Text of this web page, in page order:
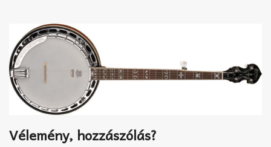
Improvizáció
Vélemény, hozzászólás?